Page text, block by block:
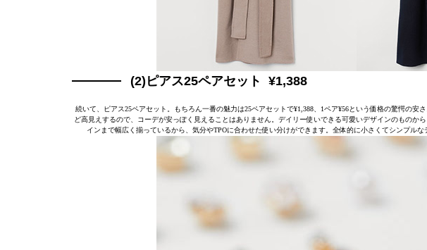
(2)ピアス25ペアセット ¥1,388
続いて、ピアス25ペアセット。もちろん一番の魅力は25ペアセットで¥1,388、1ペア¥56という価格の驚愕の安
ど高見えするので、コーデが安っぽく見えることはありません。デイリー使いできる可愛いデザインのものか
インまで幅広く揃っているから、気分やTPOに合わせた使い分けができます。全体的に小さくてシンプル